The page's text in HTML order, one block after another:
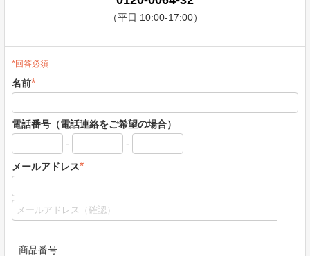
（平日 10:00-17:00）
*回答必須
名前*
電話番号（電話連絡をご希望の場合）
-
-
メールアドレス*
商品番号